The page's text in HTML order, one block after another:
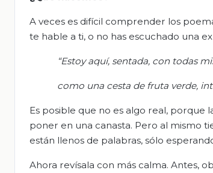
A veces es difícil comprender los
te hable a ti, o no has escuchado una
“Estoy aquí, sentada, con todas
como una cesta de fruta verde,
Es posible que no es algo real, porque
poner en una canasta. Pero al mismo
están llenos de palabras, sólo
Ahora revísala con más calma. Antes,